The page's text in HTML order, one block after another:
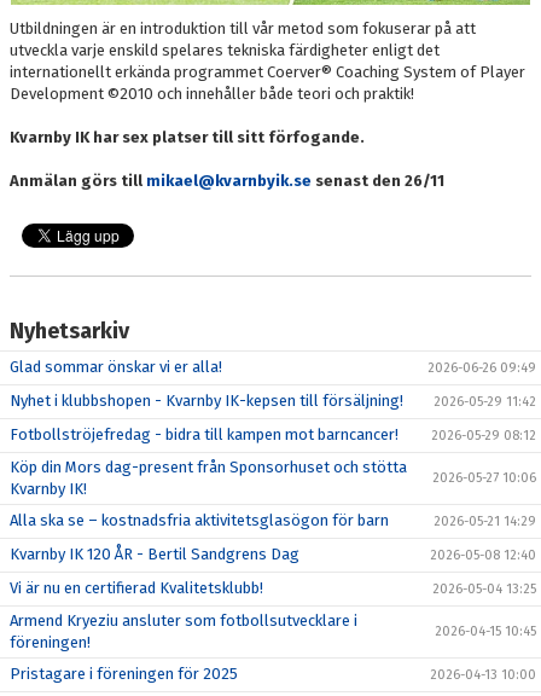
Utbildningen är en introduktion till vår metod som fokuserar på att
utveckla varje enskild spelares tekniska färdigheter enligt det
internationellt erkända programmet Coerver® Coaching System of Player
Development ©2010 och innehåller både teori och praktik!
Kvarnby IK har sex platser till sitt förfogande.
Anmälan görs till mikael@kvarnbyik.se senast den 26/11
Nyhetsarkiv
Glad sommar önskar vi er alla! 2026-06-26 09:49
Nyhet i klubbshopen - Kvarnby IK-kepsen till försäljning! 2026-05-29 11:42
Fotbollströjefredag - bidra till kampen mot barncancer! 2026-05-29 08:12
Köp din Mors dag-present från Sponsorhuset och stötta
Kvarnby IK!
2026-05-27 10:06
Alla ska se – kostnadsfria aktivitetsglasögon för barn 2026-05-21 14:29
Kvarnby IK 120 ÅR - Bertil Sandgrens Dag 2026-05-08 12:40
Vi är nu en certifierad Kvalitetsklubb! 2026-05-04 13:25
Armend Kryeziu ansluter som fotbollsutvecklare i
föreningen!
2026-04-15 10:45
Pristagare i föreningen för 2025 2026-04-13 10:00